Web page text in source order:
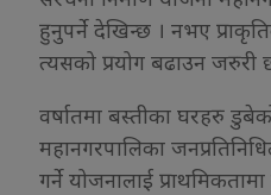
हुनुपर्ने देखिन्छ । नभए
त्यसको प्रयोग बढाउन जरुरी
वर्षातमा बस्तीका घरहरु
महानगरपालिका
गर्ने योजनालाई